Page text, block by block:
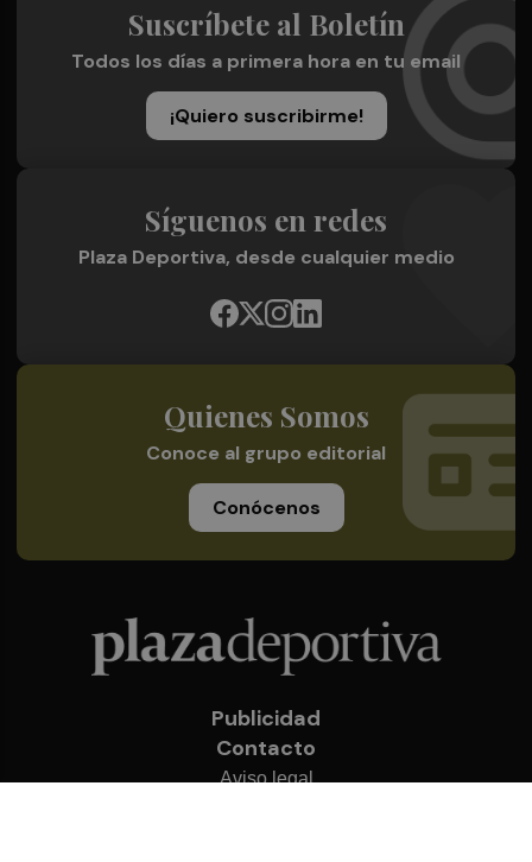
Suscríbete al Boletín
Todos los días a primera hora en tu email
¡Quiero suscribirme!
Síguenos en redes
Plaza Deportiva, desde cualquier medio
Quienes Somos
Conoce al grupo editorial
Conócenos
Publicidad
Contacto
Aviso legal